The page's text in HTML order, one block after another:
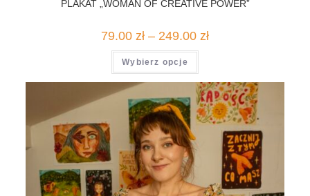
PLAKAT „WOMAN OF CREATIVE POWER”
79.00 zł – 249.00 złZakres
249.00 zł
Wybierz opcje
Ten
ma
wiele
wariantów.
Opcje
można
wybrać
stronie
produktu